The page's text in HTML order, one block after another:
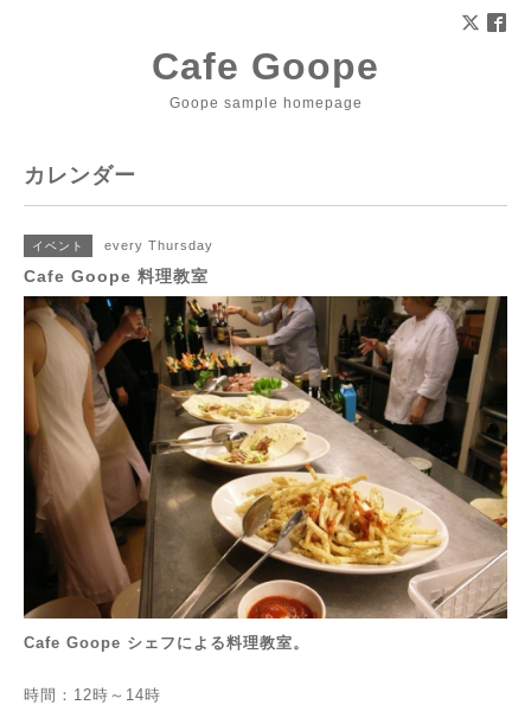
Cafe Goope
Goope sample homepage
カレンダー
イベント every Thursday
Cafe Goope 料理教室
Cafe Goope シェフによる料理教室。
時間：12時～14時